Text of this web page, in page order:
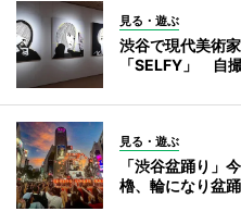
見る・遊ぶ
渋谷で現代美術
「SELFY」 自
見る・遊ぶ
「渋谷盆踊り」
櫓、輪になり盆